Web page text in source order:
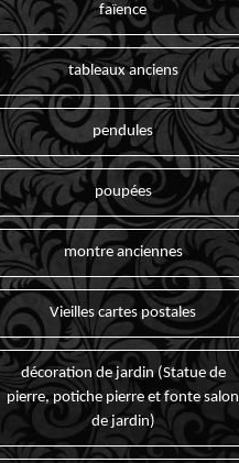
faïence
tableaux anciens
pendules
poupées
montre anciennes
Vieilles cartes postales
décoration de jardin (Statue de
pierre, potiche pierre et fonte salon
de jardin)